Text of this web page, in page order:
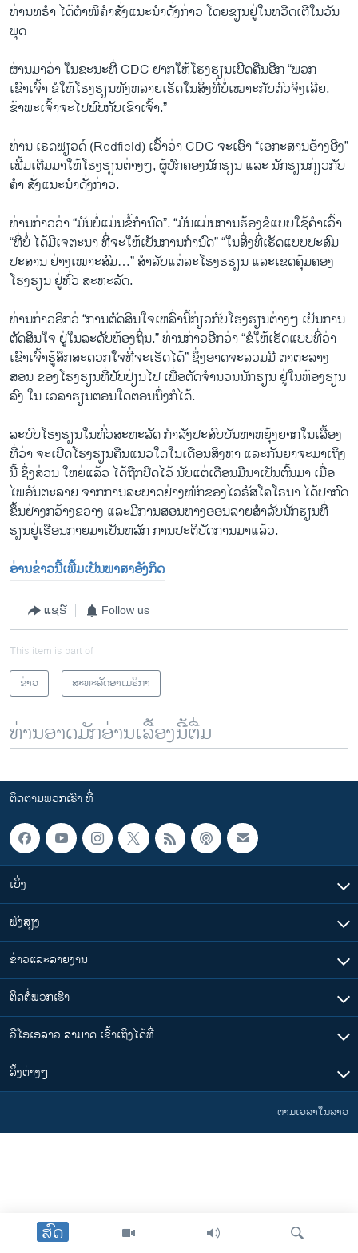
ສົດ
ທ່ານທຣໍາ ໄດ້ຕໍາໜິຄໍາສັ່ງແນະນໍາດັ່ງກ່າວ ໂດຍຂຽນຢູ່ໃນທວີດເຕີໃນວັນ
ພຸດ
ຜ່ານມາວ່າ ໃນຂະນະທີ່ CDC ຢາກໃຫ້ໂຮງຮຽນເປີດຄືນອີກ “ພວກ
ເຂົາເຈົ້າ ຂໍໃຫ້ໂຮງຮຽນທັງຫລາຍເຮັດໃນສິ່ງທີ່ບໍ່ເໝາະກັບຕົວຈິງເລີຍ.
ຂ້າພະເຈົ້າຈະໄປພົບກັບເຂົາເຈົ້າ.”
ທ່ານ ເຣດຟຽວດ໌ (Redfield) ເວົ້າວ່າ CDC ຈະເອົາ “ເອກະສານອ້າງອີງ”
ເພີ້ມເຕີມມາໃຫ້ໂຮງຮຽນຕ່າງໆ, ຜູ້ປົກຄອງນັກຮຽນ ແລະ ນັກຮຽນກ່ຽວກັບ
ຄໍາ ສັ່ງແນະນໍາດັ່ງກ່າວ.
ທ່ານກ່າວວ່າ “ມັນບໍ່ແມ່ນຂໍ້ກໍານົດ”. “ມັນແມ່ນການຮ້ອງຂໍແບບໃຊ້ຄໍາເວົ້າ
“ທີ່ບໍ່ ໄດ້ມີເຈຕະນາ ທີ່ຈະໃຫ້ເປັນການກໍານົດ” “ໃນສິ່ງທີ່ເຮັດແບບປະສົມ
ປະສານ ຢ່າງເໝາະສົມ…” ສໍາລັບແຕ່ລະໂຮງຮຮຽນ ແລະເຂດຄຸ້ມຄອງ
ໂຮງຮຽນ ຢູ່ທົ່ວ ສະຫະລັດ.
ທ່ານກ່າວອີກວ່ “ການຕັດສິນໃຈເຫລົ່ານີ້ກ່ຽວກັບໂຮງຮຽນຕ່າງໆ ເປັນການ
ຕັດສິນໃຈ ຢູ່ໃນລະດັບທ້ອງຖິ່ນ.” ທ່ານກ່າວອີກວ່າ “ຂໍໃຫ້ເຮັດແບບທີ່ວ່າ
ເຂົາເຈົ້າຮູ້ສຶກສະດວກໃຈທີ່ຈະເຮັດໄດ້” ຊຶ່ງອາດຈະລວມມີ ຕາຕະລາງ
ສອນ ຂອງໂຮງຮຽນທີ່ປັບປ່ຽນໄປ ເພື່ອຕັດຈໍານວນນັກຮຽນ ຢູ່ໃນຫ້ອງຮຽນ
ລົງ ໃນ ເວລາຮຽນຕອນໃດຕອນນຶ່ງກໍໄດ້.
ລະບົບໂຮງຮຽນໃນທົ່ວສະຫະລັດ ກໍາລັງປະສົບບັນຫາຫຍຸ້ງຍາກໃນເລື້ອງ
ທີ່ວ່າ ຈະເປີດໂຮງຮຽນຄືນແນວໃດໃນເດືອນສິງຫາ ແລະກັນຍາຈະມາເຖິງ
ນີ້ ຊຶ່ງສ່ວນ ໃຫຍ່ແລ້ວ ໄດ້ຖືກປິດໄວ້ ນັບແຕ່ເດືອນມີນາເປັນຕົ້ນມາ ເມື່ອ
ໄພອັນຕະລາຍ ຈາກການລະບາດຢ່າງໜັກຂອງໄວຣັສໂຄໂຣນາ ໄດ້ປາກົດ
ຂຶ້ນຢ່າງກວ້າງຂວາງ ແລະມີການສອນທາງອອນລາຍສໍາລັບນັກຮຽນທີ່
ຮຽນຢູ່ເຮືອນກາຍມາເປັນຫລັກ ການປະຕິບັດການມາແລ້ວ.
ອ່ານຂ່າວນີ້ເພີ້ມເປັນພາສາອັງກິດ
ແຊຣ໌ Follow us
This item is part of
ຂ່າວ
ສະຫະລັດອາເມຣິກາ
ທ່ານອາດມັກອ່ານເລື້ອງນີ້ຕື່ມ
ຕິດຕາມພວກເຮົາ ທີ່
ເບິ່ງ
ຟັງສຽງ
ຂ່າວແລະລາຍງານ
ຕິດຕໍ່ພວກເຮົາ
ວີໂອເອລາວ ສາມາດ ເຂົ້າເຖິງໄດ້ທີ່
​ລິ້ງ​ຕ່າງໆ
ຕາມເວລາໃນລາວ